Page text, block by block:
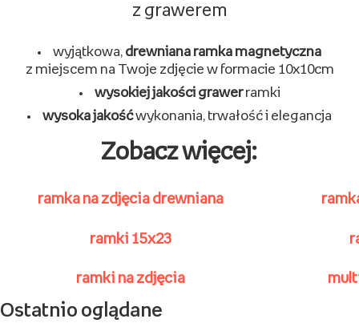
Ramki magnetyczne
z grawerem
wyjątkowa,drewniana ramka magnetyczna
wysokiej jakości grawer